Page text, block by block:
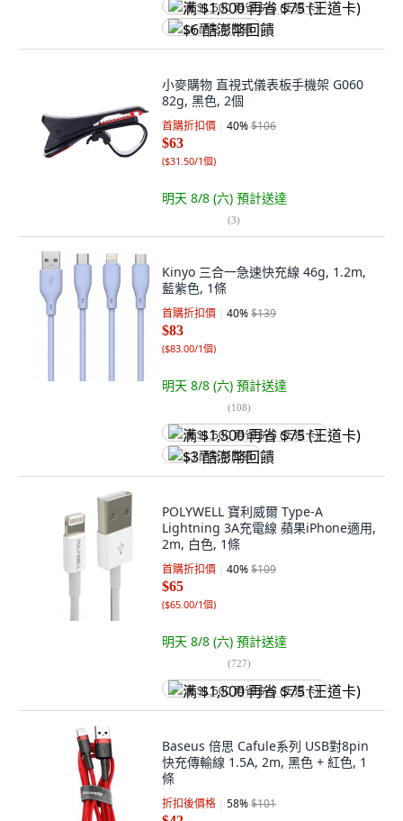
满 $1,500 再省 $75 (王道卡)
$6 酷澎幣回饋
小麥購物 直視式儀表板手機架 G060
82g, 黑色, 2個
首購折扣價 40%$106
$63
($31.50/1個)
明天 8/8 (六) 預計送達
(3)
Kinyo 三合一急速快充線 46g, 1.2m,
藍紫色, 1條
首購折扣價 40%$139
$83
($83.00/1個)
明天 8/8 (六) 預計送達
(108)
满 $1,500 再省 $75 (王道卡)
$3 酷澎幣回饋
POLYWELL 寶利威爾 Type-A
Lightning 3A充電線 蘋果iPhone適用,
2m, 白色, 1條
首購折扣價 40%$109
$65
($65.00/1個)
明天 8/8 (六) 預計送達
(727)
满 $1,500 再省 $75 (王道卡)
Baseus 倍思 Cafule系列 USB對8pin
快充傳輸線 1.5A, 2m, 黑色 + 紅色, 1
條
折扣後價格 58%$101